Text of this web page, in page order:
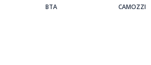
BTA CAMOZZI